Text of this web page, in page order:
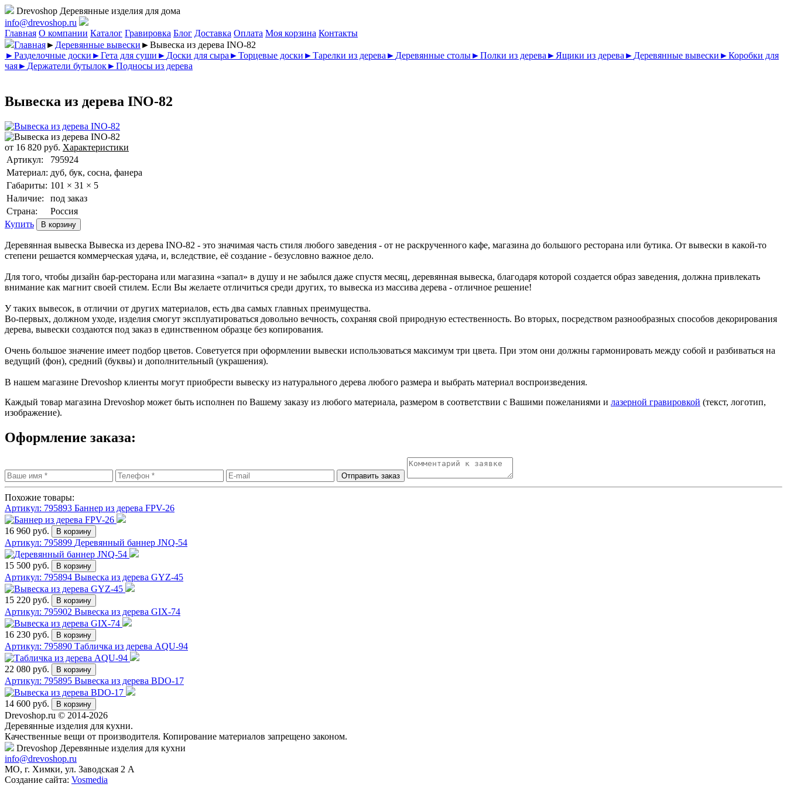
Drevoshop Деревянные изделия для дома
info@drevoshop.ru
Главная О компании Каталог Гравировка Блог Доставка Оплата Моя корзина Контакты
Главная► Деревянные вывески ►Вывеска из дерева INO-82
►Разделочные доски ►Гета для суши ► Доски для сыра ►Торцевые доски ►Тарелки из дерева ► Деревянные столы►Полки из дерева ► Ящики из дерева ► Деревянные вывески ►Коробки для
чая► Держатели бутылок►Подносы из дерева
Вывеска из дерева INO-82
от 16 820 руб. Характеристики
Артикул:
795924
Материал: дуб, бук, сосна, фанера
Габариты: 101 × 31 × 5
Наличие:
под заказ
Страна:
Россия
Купить
Деревянная вывеска Вывеска из дерева INO-82 - это значимая часть стиля любого заведения - от не раскрученного кафе, магазина до большого ресторана или бутика. От вывески в какой-то
степени решается коммерческая удача, и, вследствие, её создание - безусловно важное дело.
Для того, чтобы дизайн бар-ресторана или магазина «запал» в душу и не забылся даже спустя месяц, деревянная вывеска, благодаря которой создается образ заведения, должна привлекать
внимание как магнит своей стилем. Если Вы желаете отличиться среди других, то вывеска из массива дерева - отличное решение!
У таких вывесок, в отличии от других материалов, есть два самых главных преимущества.
Во-первых, должном уходе, изделия смогут эксплуатироваться довольно вечность, сохраняя свой природную естественность. Во вторых, посредством разнообразных способов декорирования
дерева, вывески создаются под заказ в единственном образце без копирования.
Очень большое значение имеет подбор цветов. Советуется при оформлении вывески использоваться максимум три цвета. При этом они должны гармонировать между собой и разбиваться на
ведущий (фон), средний (буквы) и дополнительный (украшения).
В нашем магазине Drevoshop клиенты могут приобрести вывеску из натурального дерева любого размера и выбрать материал воспроизведения.
Каждый товар магазина Drevoshop может быть исполнен по Вашему заказу из любого материала, размером в соответствии с Вашими пожеланиями и лазерной гравировкой (текст, логотип,
изображение).
Оформление заказа:
Похожие товары:
Артикул: 795893 Баннер из дерева FPV-26
16 960 руб.
Артикул: 795899 Деревянный баннер JNQ-54
15 500 руб.
Артикул: 795894 Вывеска из дерева GYZ-45
15 220 руб.
Артикул: 795902 Вывеска из дерева GIX-74
16 230 руб.
Артикул: 795890 Табличка из дерева AQU-94
22 080 руб.
Артикул: 795895 Вывеска из дерева BDO-17
14 600 руб.
Drevoshop.ru © 2014-2026
Деревянные изделия для кухни.
Качественные вещи от производителя. Копирование материалов запрещено законом.
Drevoshop Деревянные изделия для кухни
info@drevoshop.ru
МО, г. Химки, ул. Заводская 2 A
Создание сайта: Vosmedia